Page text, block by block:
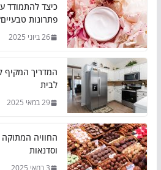
כיצד להתמודד
פתרונות
26 ביוני 2025
המדריך המקיף
לבית
29 במאי 2025
החוויה המתוקה
וסדנאות